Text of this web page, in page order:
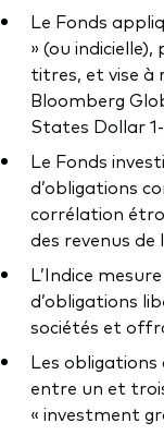
Gérance des
Le Fonds
» (ou indicielle),
titres, et vise à
Bloomberg
States Dollar 1-
Le Fonds
d’obligations
corrélation
des revenus de
L’Indice
d’obligations
sociétés et
Les obligations
entre un et
« investment